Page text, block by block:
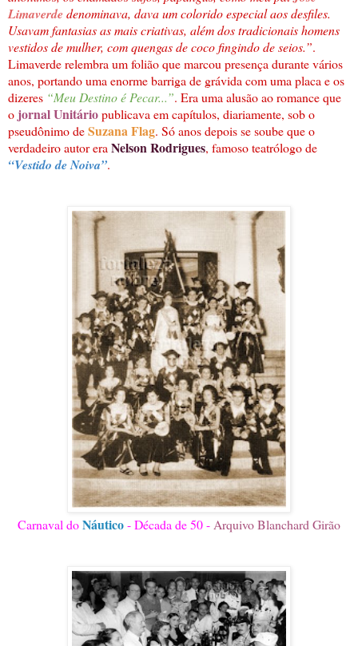
Limaverdedenominava, dava um colorido especial aos desfiles.
Usavam fantasias as mais criativas, além dos tradicionais homens
vestidos de mulher, com quengas de coco fingindo de seios.”.
Limaverde relembra um folião que marcou presença durante vários
anos, portando uma enorme barriga de grávida com uma placa e os
dizeres “Meu Destino é Pecar...”. Era uma alusão ao romance que
o jornal Unitáriopublicava em capítulos, diariamente, sob o
pseudônimo deSuzana Flag. Só anos depois se soube que o
verdadeiro autor era Nelson Rodrigues, famoso teatrólogo de
“Vestido de Noiva”.
Carnaval doNáutico- Década de 50 - Arquivo Blanchard Girão